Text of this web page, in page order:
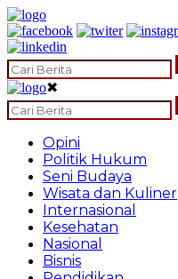
✖
Opini
Politik Hukum
Seni Budaya
Wisata dan Kuliner
Internasional
Kesehatan
Nasional
Bisnis